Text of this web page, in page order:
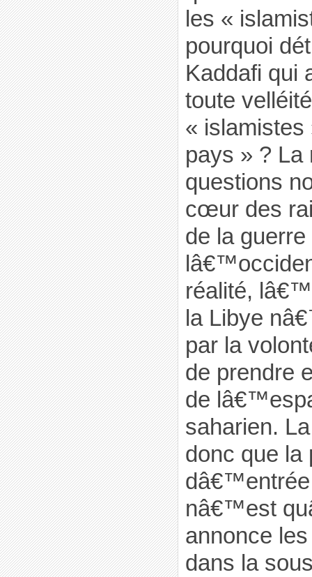
les «
pourquoi
Kaddafi qui
toute
« islamistes
pays » ? La
questions
cœur des
de la
réalité,
la Libye
par la
de prendre
de
saharien.
donc que la
nâ€™est
annonce
dans la